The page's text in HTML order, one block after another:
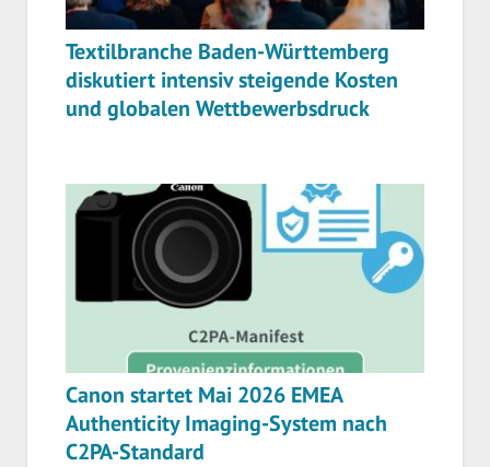
Textilbranche Baden-Württemberg
diskutiert intensiv steigende Kosten
und globalen Wettbewerbsdruck
Canon startet Mai 2026 EMEA
Authenticity Imaging-System nach
C2PA-Standard